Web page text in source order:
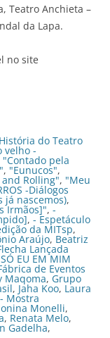
Teatro Anchieta –
da Lapa.
no site
do Teatro
velho -
"Contado pela
, "Eunucos",
Rolling", "Meu
-Diálogos
já nascemos),
Irmãos]", -
, - Espetáculo
da MITsp,
Araújo, Beatriz
Lançada
EU EM MIM
de Eventos
Maqoma, Grupo
, Jaha Koo, Laura
Mostra
Monelli,
, Renata Melo,
Gadelha,